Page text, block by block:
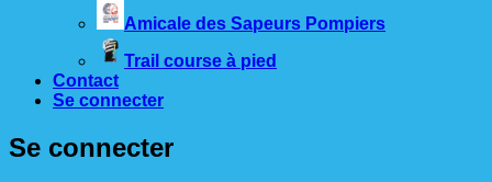
Amicale des Sapeurs Pompiers
Trail course à pied
Contact
Se connecter
Se connecter